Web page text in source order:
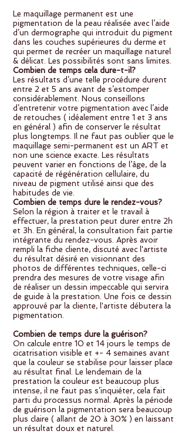
Le maquillage permanent est une
pigmentation de la peau réalisée avec l’aide
d’un dermographe qui introduit du pigment
dans les couches supérieures du derme et
qui permet de recréer un maquillage naturel
& délicat. Les possibilités sont sans limites.
Combien de temps cela dure-t-il?
Les résultats d’une telle procédure durent
entre 2 et 5 ans avant de s’estomper
considérablement. Nous conseillons
d’entretenir votre pigmentation avec l’aide
de retouches ( idéalement entre 1 et 3 ans
en général ) afin de conserver le résultat
plus longtemps. Il ne faut pas oublier que le
maquillage semi-permanent est un ART et
non une science exacte. Les résultats
peuvent varier en fonctions de l’âge, de la
capacité de régénération cellulaire, du
niveau de pigment utilisé ainsi que des
habitudes de vie.
Combien de temps dure le rendez-vous?
Selon la région à traiter et le travail à
effectuer, la prestation peut durer entre 2h
et 3h. En général, la consultation fait partie
intégrante du rendez-vous. Après avoir
rempli la fiche cliente, discuté avec l'artiste
du résultat désiré en visionnant des
photos de différentes techniques, celle-ci
prendra des mesures de votre visage afin
de réaliser un dessin impeccable qui servira
de guide à la prestation. Une fois ce dessin
approuvé par la cliente, l'artiste débutera la
pigmentation.
Combien de temps dure la guérison?
On calcule entre 10 et 14 jours le temps de
cicatrisation visible et +- 4 semaines avant
que la couleur se stabilise pour laisser place
au résultat final. Le lendemain de la
prestation la couleur est beaucoup plus
intense, il ne faut pas s’inquiéter, cela fait
parti du processus normal. Après la période
de guérison la pigmentation sera beaucoup
plus claire ( allant de 20 à 30% ) en laissant
un résultat doux et naturel.